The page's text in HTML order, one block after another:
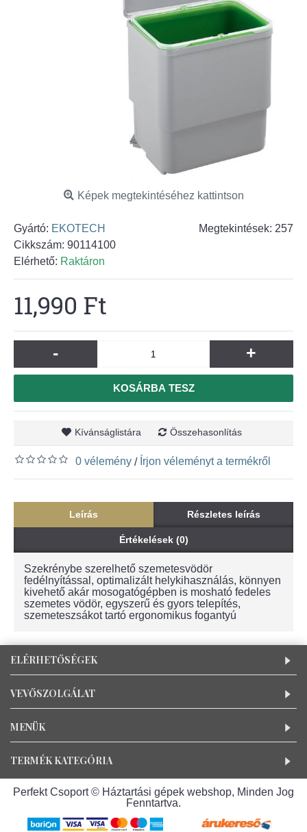
Képek megtekintéséhez kattintson
Megtekintések: 257
Gyártó: EKOTECH
Cikkszám: 90114100
Elérhető: Raktáron
11,990 Ft
- +
KOSÁRBA TESZ
Kívánságlistára Összehasonlítás
0 vélemény / Írjon véleményt a termékről
Leírás Részletes leírás
Értékelések (0)
Szekrénybe szerelhető szemetesvödör
fedélnyítással, optimalizált helykihasználás, könnyen
kivehető akár mosogatógépben is mosható fedeles
szemetes vödör, egyszerű és gyors telepítés,
szemeteszsákot tartó ergonomikus fogantyú
ELÉRHETŐSÉGEK
VEVŐSZOLGÁLAT
MENÜK
TERMÉK KATEGÓRIA
Perfekt Csoport © Háztartási gépek webshop, Minden Jog
Fenntartva.